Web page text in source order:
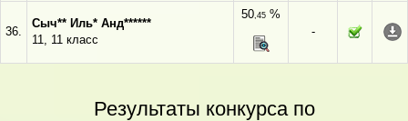
36.
Сыч** Иль* Анд******
11, 11 класс
50,45 %
-
Результаты конкурса по